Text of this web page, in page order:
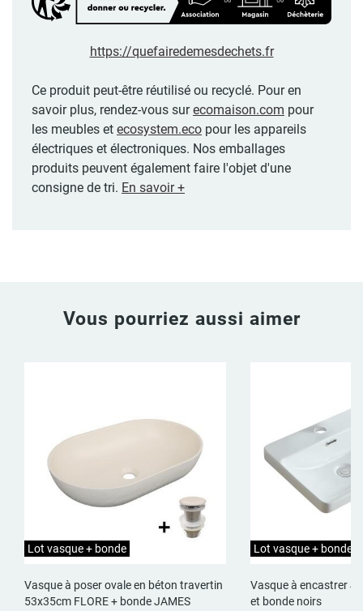
https://quefairedemesdechets.fr
Ce produit peut-être réutilisé ou recyclé. Pour en
savoir plus, rendez-vous surecomaison.com pour
les meubles et ecosystem.eco pour les appareils
électriques et électroniques. Nos emballages
produits peuvent également faire l'objet d'une
consigne de tri. En savoir +
Vous pourriez aussi aimer
Lot vasque + bonde
Vasque à poser ovale en béton travertin
53x35cm FLORE + bonde JAMES
Lot vasque + bonde
Vasque à encastrer
et bonde noirs